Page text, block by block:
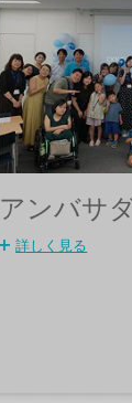
アンバサ
詳しく見る